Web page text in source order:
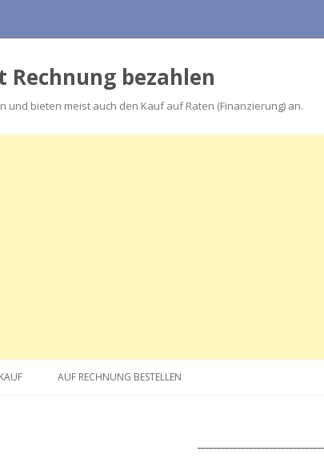
Rechnung bezahlen
bieten meist auch den Kauf auf Raten (Finanzierung) an.
Inhalt springen
AUF RECHNUNG BESTELLEN